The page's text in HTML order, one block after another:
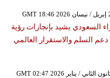
السعودي يشيد بإنجازات رؤية